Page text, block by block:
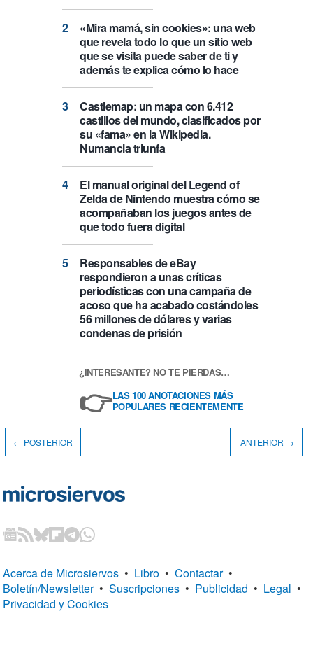
«Mira mamá, sin cookies»: una web
que revela todo lo que un sitio web
que se visita puede saber de ti y
además te explica cómo lo hace
Castlemap: un mapa con 6.412
castillos del mundo, clasificados por
su «fama» en la Wikipedia.
Numancia triunfa
El manual original del Legend of
Zelda de Nintendo muestra cómo se
acompañaban los juegos antes de
que todo fuera digital
Responsables de eBay
respondieron a unas críticas
periodísticas con una campaña de
acoso que ha acabado costándoles
56 millones de dólares y varias
condenas de prisión
¿INTERESANTE? NO TE PIERDAS…
👉LAS 100 ANOTACIONES MÁS
POPULARES RECIENTEMENTE
← POSTERIOR ANTERIOR →
Acerca de Microsiervos • Libro • Contactar •
Boletín/Newsletter • Suscripciones • Publicidad • Legal •
Privacidad y Cookies